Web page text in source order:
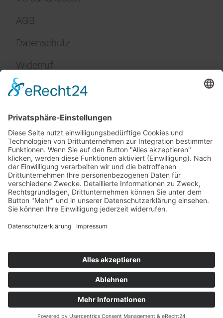
AGB
Datenschutz
Widerruf
Impressum
Service
FAQ
Zahlungsarten
© Gold and Silver World GmbH